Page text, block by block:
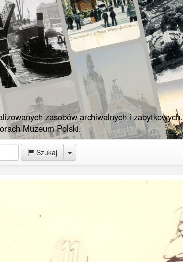
zasobów archiwalnych i zabytkowych.
Muzeum Polski.
Szukaj Toggle Dropdown